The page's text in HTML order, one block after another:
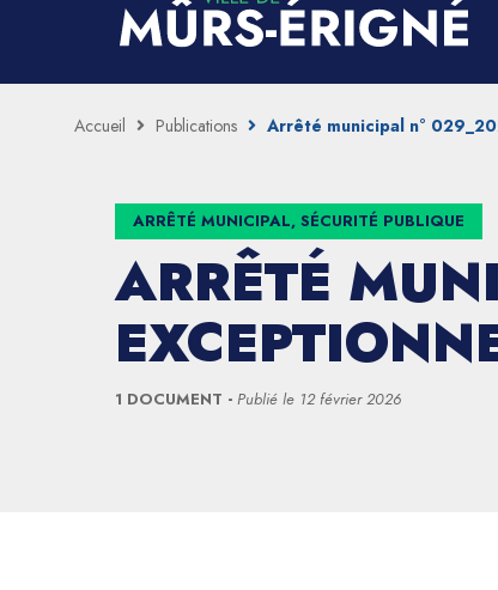
Accueil Publications Arrêté municipal n°
ARRÊTÉ MUNICIPAL, SÉCURITÉ PUBLIQUE
ARRÊTÉ
1 DOCUMENT Publié le 12 février 2026